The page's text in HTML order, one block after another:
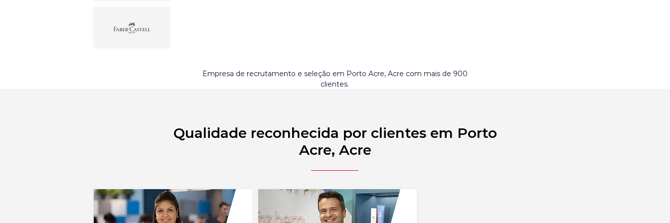
Empresa de recrutamento e seleção em Porto Acre, Acre com mais de 900
clientes.
Qualidade reconhecida por clientes em Porto
Acre, Acre